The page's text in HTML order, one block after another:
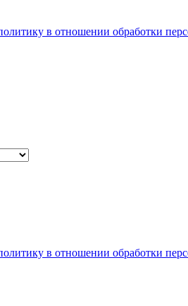
в отношении обработки
в отношении обработки